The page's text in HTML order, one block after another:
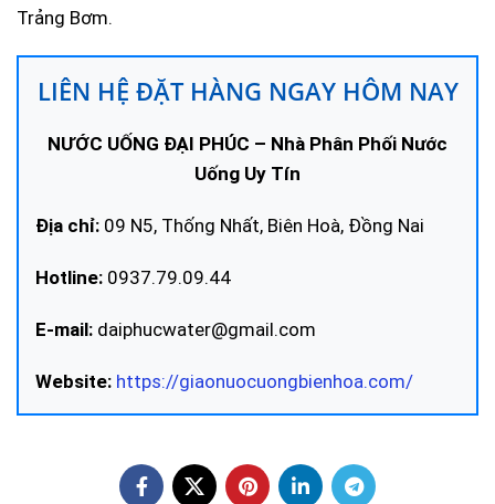
Trảng Bơm.
LIÊN HỆ ĐẶT HÀNG NGAY HÔM NAY
NƯỚC UỐNG ĐẠI PHÚC – Nhà Phân Phối Nước
Uống Uy Tín
Địa chỉ: 09 N5, Thống Nhất, Biên Hoà, Đồng Nai
Hotline: 0937.79.09.44
E-mail: daiphucwater@gmail.com
Website: https://giaonuocuongbienhoa.com/